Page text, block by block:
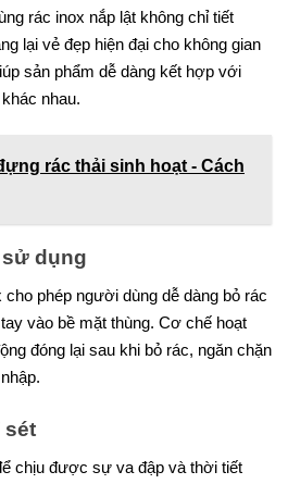
rác inox nắp lật không chỉ tiết
lại vẻ đẹp hiện đại cho không gian
sản phẩm dễ dàng kết hợp với
nhau.
rác thải sinh hoạt - Cách
sử dụng
cho phép người dùng dễ dàng bỏ rác
vào bề mặt thùng. Cơ chế hoạt
đóng lại sau khi bỏ rác, ngăn chặn
sét
chịu được sự va đập và thời tiết